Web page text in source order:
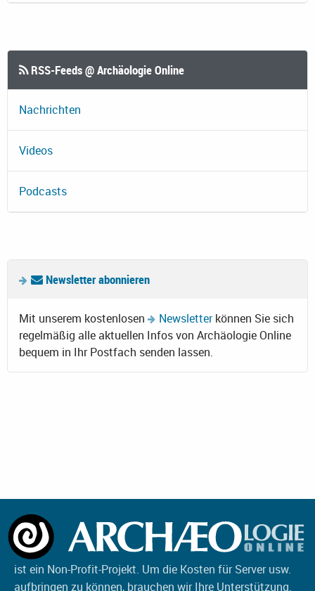
RSS-Feeds @ Archäologie Online
Nachrichten
Videos
Podcasts
Newsletter abonnieren
Mit unserem kostenlosen Newsletterkönnen Sie sich
regelmäßig alle aktuellen Infos von Archäologie Online
bequem in Ihr Postfach senden lassen.
ist ein Non-Profit-Projekt. Um die Kosten für Server usw.
aufbringen zu können, brauchen wir Ihre Unterstützung.